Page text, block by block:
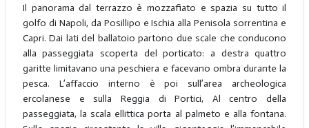
Il panorama dal terrazzo è mozzafiato e spazia su tutto il
golfo di Napoli, da Posillipo e Ischia alla Penisola sorrentina e
Capri. Dai lati del ballatoio partono due scale che conducono
alla passeggiata scoperta del porticato: a destra quattro
garitte limitavano una peschiera e facevano ombra durante la
pesca. L’affaccio interno è poi sull’area archeologica
ercolanese e sulla Reggia di Portici, Al centro della
passeggiata, la scala ellittica porta al palmeto e alla fontana.